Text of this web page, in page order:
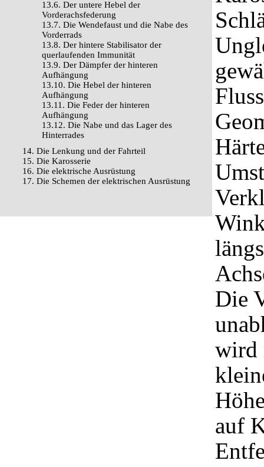
13.6. Der untere Hebel der
Vorderachsfederung
13.7. Die Wendefaust und die Nabe des
Vorderrads
13.8. Der hintere Stabilisator der
querlaufenden Immunität
13.9. Der Dämpfer der hinteren
Aufhängung
13.10. Die Hebel der hinteren
Aufhängung
13.11. Die Feder der hinteren
Aufhängung
13.12. Die Nabe und das Lager des
Hinterrades
14. Die Lenkung und der Fahrteil
15. Die Karosserie
16. Die elektrische Ausrüstung
17. Die Schemen der elektrischen Ausrüstung
Die
wird
auf